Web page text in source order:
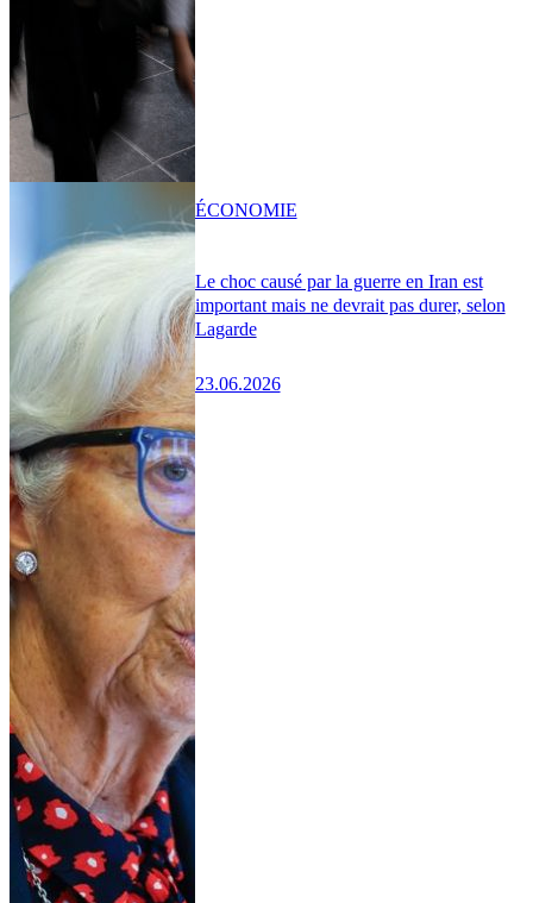
Le choc causé par la guerre en Iran est
important mais ne devrait pas durer, selon
Lagarde
23.06.2026
ÉCONOMIE